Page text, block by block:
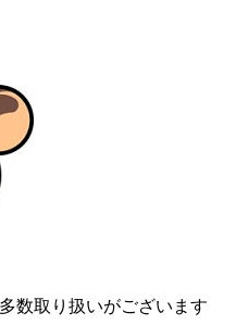
数取り扱いがございます